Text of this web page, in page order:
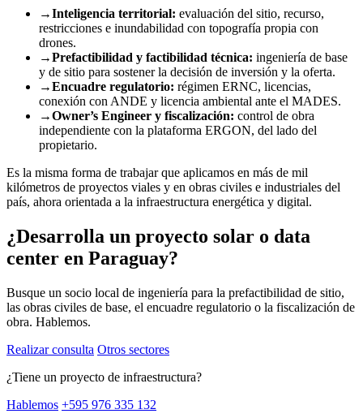
→Inteligencia territorial: evaluación del sitio, recurso,
restricciones e inundabilidad con topografía propia con
drones.
→Prefactibilidad y factibilidad técnica: ingeniería de base
y de sitio para sostener la decisión de inversión y la oferta.
→Encuadre regulatorio: régimen ERNC, licencias,
conexión con ANDE y licencia ambiental ante el MADES.
→Owner’s Engineer y fiscalización: control de obra
independiente con la plataforma ERGON, del lado del
propietario.
Es la misma forma de trabajar que aplicamos en más de mil
kilómetros de proyectos viales y en obras civiles e industriales del
país, ahora orientada a la infraestructura energética y digital.
¿Desarrolla un proyecto solar o data
center en Paraguay?
Busque un socio local de ingeniería para la prefactibilidad de sitio,
las obras civiles de base, el encuadre regulatorio o la fiscalización de
obra. Hablemos.
Realizar consulta Otros sectores
¿Tiene un proyecto de infraestructura?
Hablemos +595 976 335 132